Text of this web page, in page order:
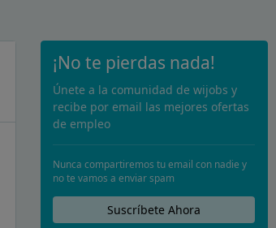
¡No te pierdas nada!
Únete a la comunidad de wijobs y
recibe por email las mejores ofertas
de empleo
Nunca compartiremos tu email con nadie y
no te vamos a enviar spam
Suscríbete Ahora